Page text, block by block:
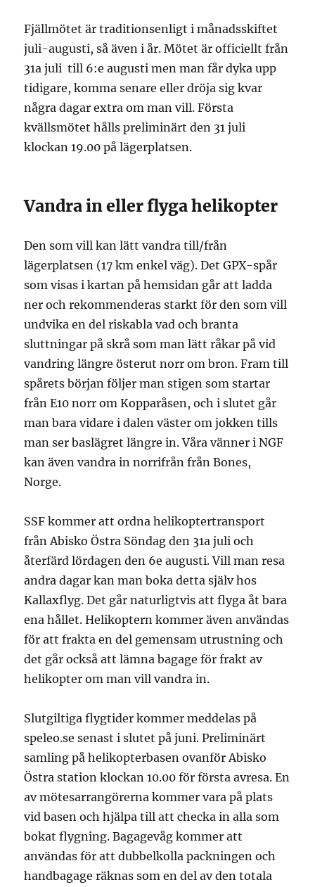
Fjällmötet är traditionsenligt i månadsskiftet
juli-augusti, så även i år. Mötet är officiellt från
31a juli till 6:e augusti men man får dyka upp
tidigare, komma senare eller dröja sig kvar
några dagar extra om man vill. Första
kvällsmötet hålls preliminärt den 31 juli
klockan 19.00 på lägerplatsen.
Vandra in eller flyga helikopter
Den som vill kan lätt vandra till/från
lägerplatsen (17 km enkel väg). Det GPX-spår
som visas i kartan på hemsidan går att ladda
ner och rekommenderas starkt för den som vill
undvika en del riskabla vad och branta
sluttningar på skrå som man lätt råkar på vid
vandring längre österut norr om bron. Fram till
spårets början följer man stigen som startar
från E10 norr om Kopparåsen, och i slutet går
man bara vidare i dalen väster om jokken tills
man ser baslägret längre in. Våra vänner i NGF
kan även vandra in norrifrån från Bones,
Norge.
SSF kommer att ordna helikoptertransport
från Abisko Östra Söndag den 31a juli och
återfärd lördagen den 6e augusti. Vill man resa
andra dagar kan man boka detta själv hos
Kallaxflyg. Det går naturligtvis att flyga åt bara
ena hållet. Helikoptern kommer även användas
för att frakta en del gemensam utrustning och
det går också att lämna bagage för frakt av
helikopter om man vill vandra in.
Slutgiltiga flygtider kommer meddelas på
speleo.se senast i slutet på juni. Preliminärt
samling på helikopterbasen ovanför Abisko
Östra station klockan 10.00 för första avresa. En
av mötesarrangörerna kommer vara på plats
vid basen och hjälpa till att checka in alla som
bokat flygning. Bagagevåg kommer att
användas för att dubbelkolla packningen och
handbagage räknas som en del av den totala